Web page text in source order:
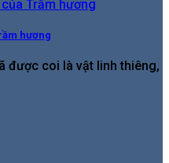
hương
được coi là vật linh thiêng,